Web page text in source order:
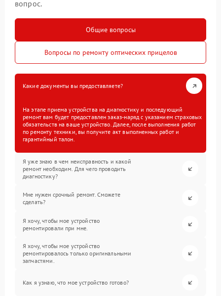
вопрос.
Общие вопросы
Вопросы по ремонту оптических прицелов
Какие документы вы предоставляете?
На этапе приема устройства на диагностику и последующий
ремонт вам будет предоставлен заказ-наряд с указанием страховых
обязательств на ваше устройство. Далее, после выполнения работ
по ремонту техники, вы получите акт выполненных работ и
гарантийный талон.
Я уже знаю в чем неисправность и какой
ремонт необходим. Для чего проводить
диагностику?
Мне нужен срочный ремонт. Сможете
сделать?
Я хочу, чтобы мое устройство
ремонтировали при мне.
Я хочу, чтобы мое устройство
ремонтировалось только оригинальными
запчастями.
Как я узнаю, что мое устройство готово?